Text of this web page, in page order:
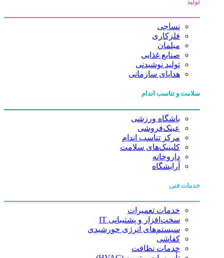
تولید
نساجی
فلزکاری
مبلمان
صنایع غذایی
تولید نوشیدنی
هدایای سازمانی
سلامت و تناسب اندام
باشگاه ورزشی
عینک‌فروشی
مرکز تناسب اندام
کلینیک‌های سلامت
داروخانه
آرایشگاه
خدمات فنی
خدمات تعمیرات
سخت‌افزار و پشتیبانی IT
سیستم‌های انرژی خورشیدی
کفاشی
خدمات نظافت